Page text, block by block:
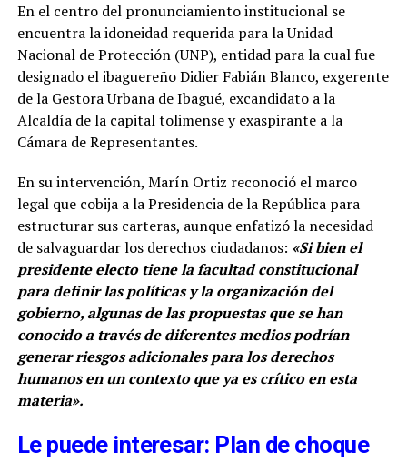
En el centro del pronunciamiento institucional se
encuentra la idoneidad requerida para la Unidad
Nacional de Protección (UNP), entidad para la cual fue
designado el ibaguereño Didier Fabián Blanco, exgerente
de la Gestora Urbana de Ibagué, excandidato a la
Alcaldía de la capital tolimense y exaspirante a la
Cámara de Representantes.
En su intervención, Marín Ortiz reconoció el marco
legal que cobija a la Presidencia de la República para
estructurar sus carteras, aunque enfatizó la necesidad
de salvaguardar los derechos ciudadanos: «Si bien el
presidente electo tiene la facultad constitucional
para definir las políticas y la organización del
gobierno, algunas de las propuestas que se han
conocido a través de diferentes medios podrían
generar riesgos adicionales para los derechos
humanos en un contexto que ya es crítico en esta
materia».
Le puede interesar: Plan de choque